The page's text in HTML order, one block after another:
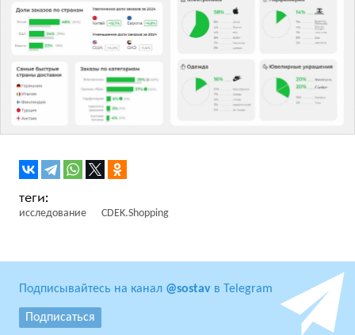
исследование CDEK.Shopping
Подписывайтесь на канал @sostav в Telegram
Подписаться